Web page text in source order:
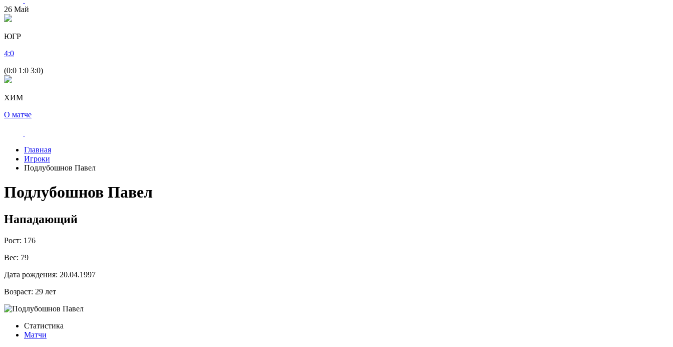
26 Май
ЮГР
4:0
(0:0 1:0 3:0)
ХИМ
О матче
Главная
Игроки
Подлубошнов Павел
Подлубошнов Павел
Нападающий
Рост: 176
Вес: 79
Дата рождения: 20.04.1997
Возраст: 29 лет
Статистика
Матчи